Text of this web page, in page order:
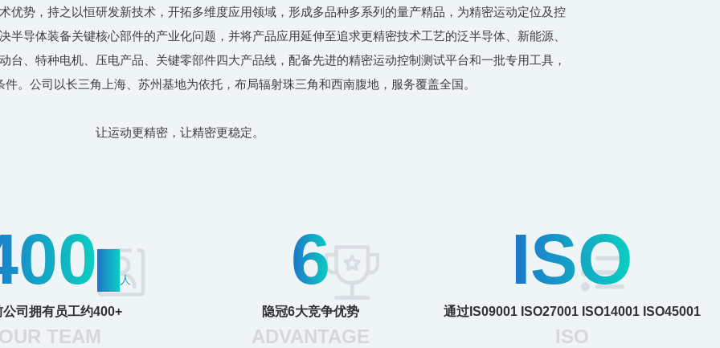
优势，持之以恒研发新技术，开拓多维度应用领域，形成多品种多系列的量产精品，为精密运动定位及控
半导体装备关键核心部件的产业化问题，并将产品应用延伸至追求更精密技术工艺的泛半导体、新能源、
台、特种电机、压电产品、关键零部件四大产品线，配备先进的精密运动控制测试平台和一批专用工具，
。公司以长三角上海、苏州基地为依托，布局辐射珠三角和西南腹地，服务覆盖全国。
让运动更精密，让精密更稳定。
人
公司拥有员工约400+
TEAM
6
隐冠6大竞争优势
ADVANTAGE
ISO
通过IS09001 ISO27001 ISO14001 ISO45001
ISO